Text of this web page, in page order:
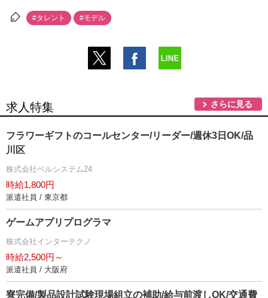
#タレント #モデル
求人特集 さらに見る
フラワーギフトのコールセンター/リーダー/週休3日OK/品
川区
株式会社ベルシステム24
時給1,800円
派遣社員 / 東京都
ゲームアプリプログラマ
株式会社インターテクノ
時給2,500円～
派遣社員 / 大阪府
寮完備/製品設計試験現場組立の補助/給与前渡しOK/交通費